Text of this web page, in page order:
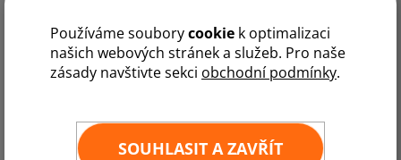
Používáme souborycookie k optimalizaci
našich webových stránek a služeb. Pro naše
zásady navštivte sekci obchodní podmínky.
SOUHLASIT A ZAVŘÍT
Pardubický kraj